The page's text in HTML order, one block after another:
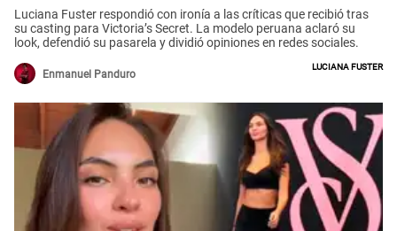
Luciana Fuster respondió con ironía a las críticas que recibió tras
su casting para Victoria’s Secret. La modelo peruana aclaró su
look, defendió su pasarela y dividió opiniones en redes sociales.
Enmanuel Panduro
Luciana Fuster